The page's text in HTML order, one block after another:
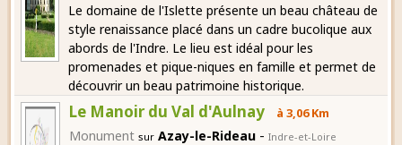
Le domaine de l'Islette présente un beau château de
style renaissance placé dans un cadre bucolique aux
abords de l'Indre. Le lieu est idéal pour les
promenades et pique-niques en famille et permet de
découvrir un beau patrimoine historique.
Le Manoir du Val d'Aulnay à 3,06 Km
Monument sur Azay-le-Rideau -Indre-et-Loire